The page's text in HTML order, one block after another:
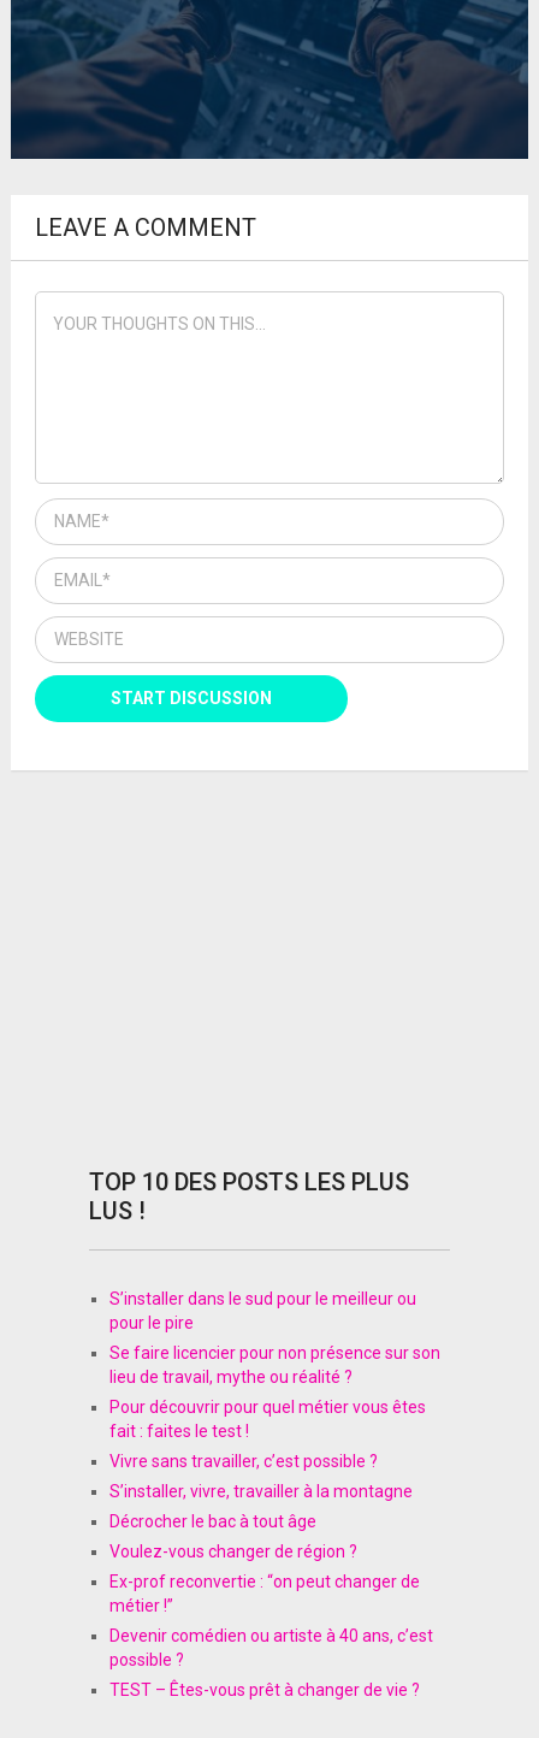
LEAVE A COMMENT
TOP 10 DES POSTS LES PLUS
LUS !
S’installer dans le sud pour le meilleur ou
pour le pire
Se faire licencier pour non présence sur son
lieu de travail, mythe ou réalité ?
Pour découvrir pour quel métier vous êtes
fait : faites le test !
Vivre sans travailler, c’est possible ?
S’installer, vivre, travailler à la montagne
Décrocher le bac à tout âge
Voulez-vous changer de région ?
Ex-prof reconvertie : “on peut changer de
métier !”
Devenir comédien ou artiste à 40 ans, c’est
possible ?
TEST – Êtes-vous prêt à changer de vie ?